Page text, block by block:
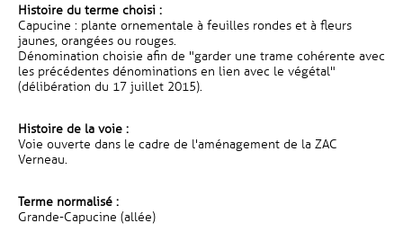
Histoire du terme choisi :
Capucine : plante ornementale à feuilles rondes et à fleurs
jaunes, orangées ou rouges.
Dénomination choisie afin de "garder une trame cohérente avec
les précédentes dénominations en lien avec le végétal"
(délibération du 17 juillet 2015).
Histoire de la voie :
Voie ouverte dans le cadre de l'aménagement de la ZAC
Verneau.
Terme normalisé :
Grande-Capucine (allée)